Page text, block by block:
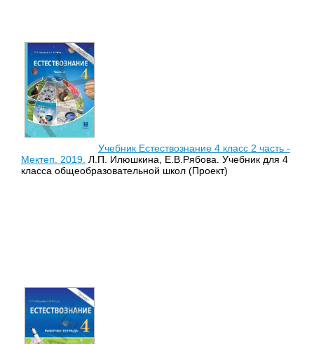
Учебник Естествознание 4 класс 2 часть -
Мектеп. 2019. Л.П. Илюшкина, Е.В.Рябова. Учебник для 4
класса общеобразовательной школ (Проект)